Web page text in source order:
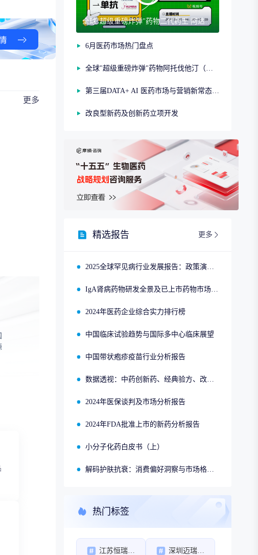
更多
全球"超级重磅炸弹"药物二代药王 阿达木单抗（第二期）
6月医药市场热门盘点
全球"超级重磅炸弹"药物阿托伐他汀（第一期）
第三届DATA+ AI 医药市场与营销新常态研讨会
改良型新药及创新药立项开发
精选报告 更多
2025全球罕见病行业发展报告：政策演进、市场趋势与领先企业布局
IgA肾病药物研发全景及已上市药物市场竞争格局报告
2024年医药企业综合实力排行榜
中国临床试验趋势与国际多中心临床展望
中国带状疱疹疫苗行业分析报告
数据透视：中药创新药、经典验方、改良型新药、同名同方的申报、获批、销售情况
2024年医保谈判及市场分析报告
2024年FDA批准上市的新药分析报告
小分子化药白皮书（上）
解码护肤抗衰：消费偏好洞察与市场格局分析
热门标签
江苏恒瑞医药股份有限公司 深圳迈瑞生物医疗电子股份有限公司